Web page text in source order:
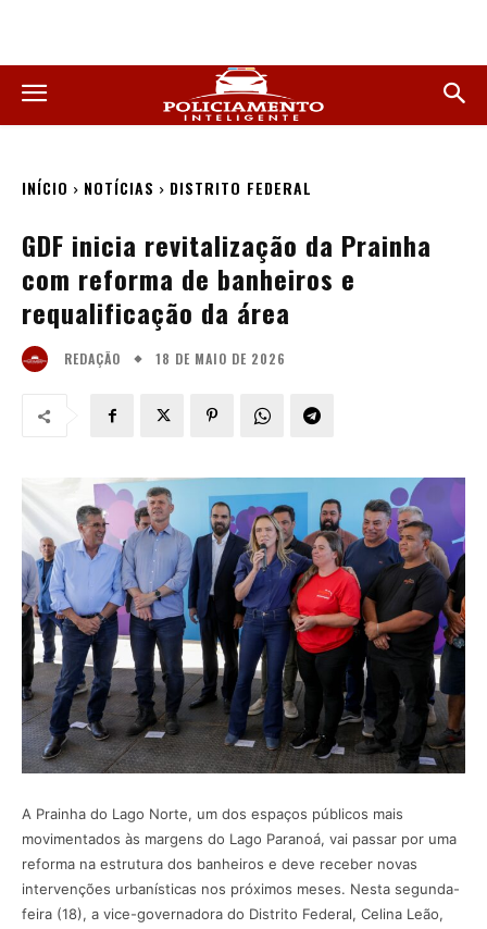
INÍCIO NOTÍCIAS DISTRITO FEDERAL
GDF inicia revitalização da Prainha
com reforma de banheiros e
requalificação da área
REDAÇÃO 18 DE MAIO DE 2026
A Prainha do Lago Norte, um dos espaços públicos mais
movimentados às margens do Lago Paranoá, vai passar por uma
reforma na estrutura dos banheiros e deve receber novas
intervenções urbanísticas nos próximos meses. Nesta segunda-
feira (18), a vice-governadora do Distrito Federal, Celina Leão,